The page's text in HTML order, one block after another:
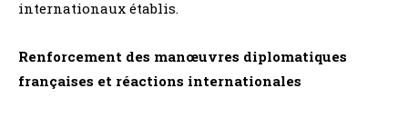
internationaux établis.
Renforcement des manœuvres diplomatiques
françaises et réactions internationales